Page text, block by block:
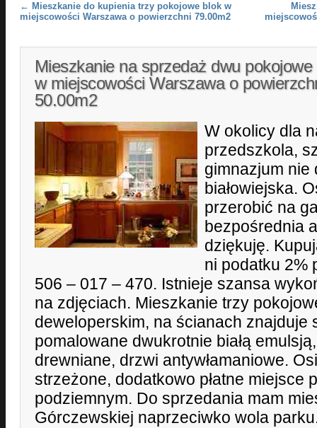
Post navigation
← Mieszkanie do kupienia trzy pokojowe blok w
miejscowości Warszawa o powierzchni 79.00m2
Mieszkanie na sprzedaż dwu pokojowe
w miejscowości Warszawa o
50.00m2
W okolicy dla
przedszkola,
gimnazjum nie
białowiejska.
przerobić na
bezpośrednia
dziękuję.
ni podatku 2%
506 – 017 – 470. Istnieje szansa
na zdjęciach. Mieszkanie trzy
deweloperskim, na ścianach znajduje
pomalowane dwukrotnie białą
drewniane, drzwi antywłamaniowe.
strzeżone, dodatkowo płatne miejsce
podziemnym. Do sprzedania mam
Górczewskiej naprzeciwko wola